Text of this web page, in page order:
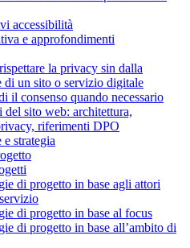
accessibilità
e approfondimenti
la privacy sin dalla
di un sito o servizio digitale
il consenso quando necessario
del sito web: architettura,
riferimenti DPO
strategia
di progetto in base agli attori
di progetto in base al focus
di progetto in base all’ambito di